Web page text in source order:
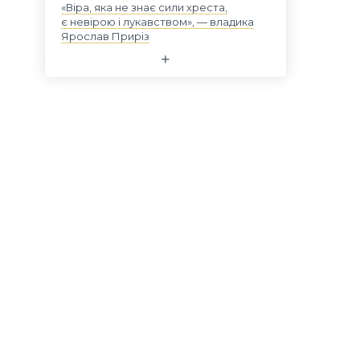
«Віра, яка не знає сили хреста,
є невірою і лукавством», — владика
Ярослав Приріз